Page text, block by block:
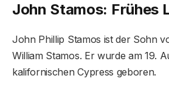
John Stamos: Frühes
John Phillip Stamos ist der Sohn
William Stamos. Er wurde am 19.
kalifornischen Cypress geboren.